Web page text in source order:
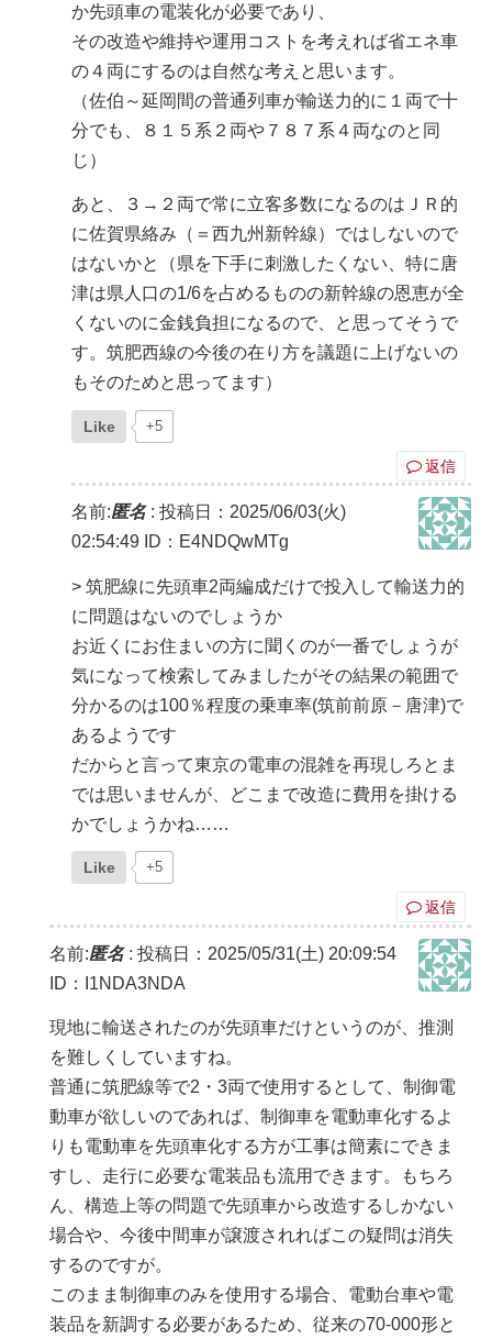
か先頭車の電装化が必要であり、
その改造や維持や運用コストを考えれば省エネ車
の４両にするのは自然な考えと思います。
（佐伯～延岡間の普通列車が輸送力的に１両で十
分でも、８１５系２両や７８７系４両なのと同
じ）
あと、３→２両で常に立客多数になるのはＪＲ的
に佐賀県絡み（＝西九州新幹線）ではしないので
はないかと（県を下手に刺激したくない、特に唐
津は県人口の1/6を占めるものの新幹線の恩恵が全
くないのに金銭負担になるので、と思ってそうで
す。筑肥西線の今後の在り方を議題に上げないの
もそのためと思ってます）
Like +5
返信
名前:匿名: 投稿日：2025/06/03(火)
02:54:49 ID：E4NDQwMTg
> 筑肥線に先頭車2両編成だけで投入して輸送力的
に問題はないのでしょうか
お近くにお住まいの方に聞くのが一番でしょうが
気になって検索してみましたがその結果の範囲で
分かるのは100％程度の乗車率(筑前前原－唐津)で
あるようです
だからと言って東京の電車の混雑を再現しろとま
では思いませんが、どこまで改造に費用を掛ける
かでしょうかね……
Like +5
返信
名前:匿名: 投稿日：2025/05/31(土) 20:09:54
ID：I1NDA3NDA
現地に輸送されたのが先頭車だけというのが、推測
を難しくしていますね。
普通に筑肥線等で2・3両で使用するとして、制御電
動車が欲しいのであれば、制御車を電動車化するよ
りも電動車を先頭車化する方が工事は簡素にできま
すし、走行に必要な電装品も流用できます。もちろ
ん、構造上等の問題で先頭車から改造するしかない
場合や、今後中間車が譲渡されればこの疑問は消失
するのですが。
このまま制御車のみを使用する場合、電動台車や電
装品を新調する必要があるため、従来の70-000形と